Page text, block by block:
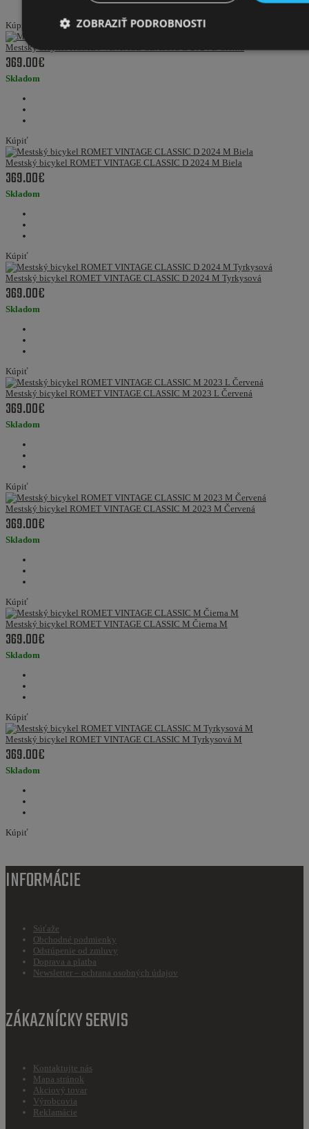
Kúpiť
Mestský bicykel ROMET VINTAGE CLASSIC D 2024 L Čierna
369.00€
Skladom
Kúpiť
Mestský bicykel ROMET VINTAGE CLASSIC D 2024 M Biela
369.00€
Skladom
Kúpiť
Mestský bicykel ROMET VINTAGE CLASSIC D 2024 M Tyrkysová
369.00€
Skladom
Kúpiť
Mestský bicykel ROMET VINTAGE CLASSIC M 2023 L Červená
369.00€
Skladom
Kúpiť
Mestský bicykel ROMET VINTAGE CLASSIC M 2023 M Červená
369.00€
Skladom
Kúpiť
Mestský bicykel ROMET VINTAGE CLASSIC M Čierna M
369.00€
Skladom
Kúpiť
Mestský bicykel ROMET VINTAGE CLASSIC M Tyrkysová M
369.00€
Skladom
Kúpiť
INFORMÁCIE
Súťaže
Obchodné podmienky
Odstúpenie od zmluvy
Doprava a platba
Newsletter – ochrana osobných údajov
ZÁKAZNÍCKY SERVIS
Kontaktujte nás
Mapa stránok
Akciový tovar
Výrobcovia
Reklamácie
ZOBRAZIŤ PODROBNOSTI